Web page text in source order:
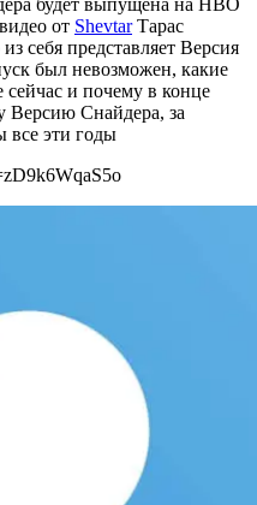
будет выпущена на HBO
от ShevtarТарас
себя представляет Версия
был невозможен, какие
и почему в конце
Версию Снайдера, за
все эти годы